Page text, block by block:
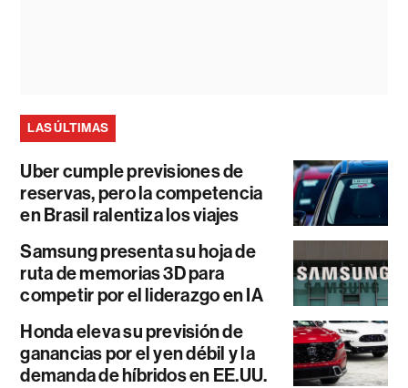
LAS ÚLTIMAS
Uber cumple previsiones de
reservas, pero la competencia
en Brasil ralentiza los viajes
Samsung presenta su hoja de
ruta de memorias 3D para
competir por el liderazgo en IA
Honda eleva su previsión de
ganancias por el yen débil y la
demanda de híbridos en EE.UU.